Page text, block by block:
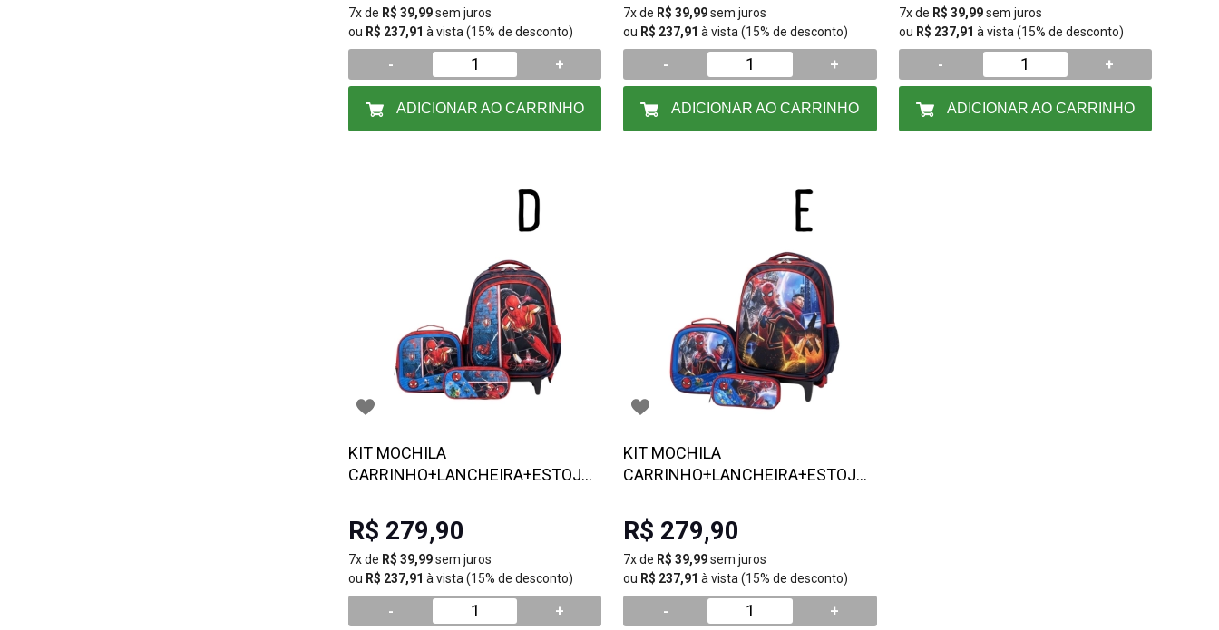
7x de R$ 39,99sem juros
ou R$ 237,91 à vista (15% de desconto)
- +
ADICIONAR AO CARRINHO
7x de R$ 39,99sem juros
ou R$ 237,91 à vista (15% de desconto)
- +
ADICIONAR AO CARRINHO
7x de R$ 39,99sem juros
ou R$ 237,91 à vista (15% de desconto)
- +
ADICIONAR AO CARRINHO
KIT MOCHILA
CARRINHO+LANCHEIRA+ESTOJO
R$ 279,90
7x de R$ 39,99sem juros
ou R$ 237,91 à vista (15% de desconto)
- +
KIT MOCHILA
CARRINHO+LANCHEIRA+ESTOJO
R$ 279,90
7x de R$ 39,99sem juros
ou R$ 237,91 à vista (15% de desconto)
- +